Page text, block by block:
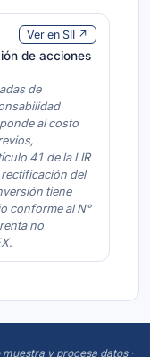
Ver en SII ↗
de acciones
de
al costo
41 de la LIR
rectificación del
tiene
conforme al N°
no
muestra y procesa datos ·